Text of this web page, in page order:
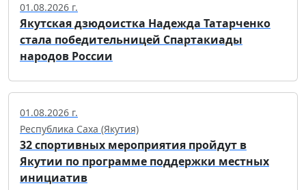
01.08.2026 г.
Якутская дзюдоистка Надежда Татарченко
стала победительницей Спартакиады
народов России
01.08.2026 г.
Республика Саха (Якутия)
32 спортивных мероприятия пройдут в
Якутии по программе поддержки местных
инициатив